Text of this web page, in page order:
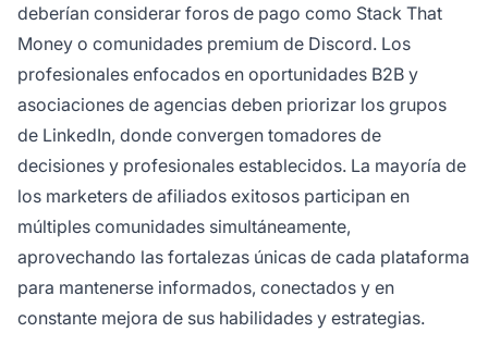
deberían considerar foros de pago como Stack That
Money o comunidades premium de Discord. Los
profesionales enfocados en oportunidades B2B y
asociaciones de agencias deben priorizar los grupos
de LinkedIn, donde convergen tomadores de
decisiones y profesionales establecidos. La mayoría de
los marketers de afiliados exitosos participan en
múltiples comunidades simultáneamente,
aprovechando las fortalezas únicas de cada plataforma
para mantenerse informados, conectados y en
constante mejora de sus habilidades y estrategias.